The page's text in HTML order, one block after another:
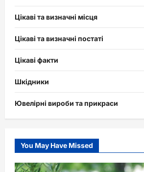
Цікаві та визначні місця
Цікаві та визначні постаті
Цікаві факти
Шкідники
Ювелірні вироби та прикраси
You May Have Missed